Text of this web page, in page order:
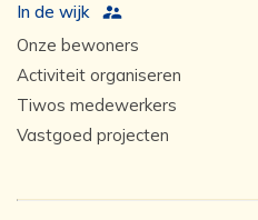
In de wijk
Onze bewoners
Activiteit organiseren
Tiwos medewerkers
Vastgoed projecten